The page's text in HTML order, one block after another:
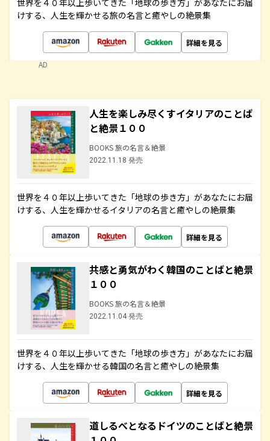
世界を４０年以上歩いてきた「地球の歩き方」があなたにお届
けする、人生を輝かせる旅の名言と癒やしの絶景集
詳細を見る
AD
人生を楽しみ尽くすイタリアのことば
と絶景１００
BOOKS 旅の名言＆絶景
2022.11.18 発売
世界を４０年以上歩いてきた「地球の歩き方」があなたにお届
けする、人生を輝かせるイタリアの名言と癒やしの絶景集
詳細を見る
共感と勇気がわく韓国のことばと絶景
１００
BOOKS 旅の名言＆絶景
2022.11.04 発売
世界を４０年以上歩いてきた「地球の歩き方」があなたにお届
けする、人生を輝かせる韓国の名言と癒やしの絶景集
詳細を見る
道しるべとなるドイツのことばと絶景